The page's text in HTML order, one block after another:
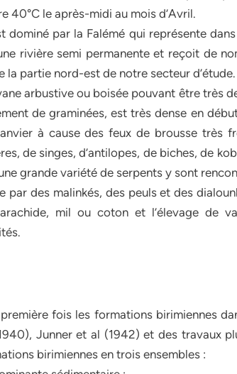
40°C le après-midi au mois d’Avril.
dominé par la Falémé qui représente
rivière semi permanente et reçoit de
la partie nord-est de notre secteur d’étude.
arbustive ou boisée pouvant être très
de graminées, est très dense en
à cause des feux de brousse très
de singes, d’antilopes, de biches, de
grande variété de serpents y sont
par des malinkés, des peuls et des
mil ou coton et l’élevage de
fois les formations birimiennes
Junner et al (1942) et des travaux
birimiennes en trois ensembles :